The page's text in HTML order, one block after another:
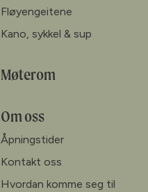
Fløyengeitene
Kano, sykkel & sup
Møterom
Om oss
Åpningstider
Kontakt oss
Hvordan komme seg til